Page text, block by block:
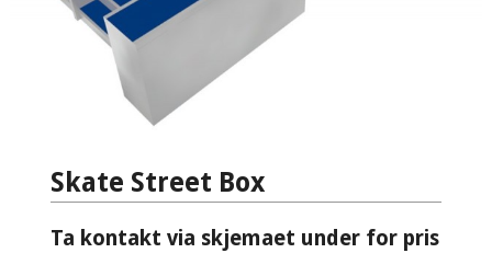
Skate Street Box
Ta kontakt via skjemaet under for pris